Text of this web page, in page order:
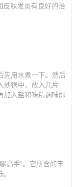
皮肤发炎有良好的治
先用水煮一下。然后
砂锅中，放入几片
加入盐和味精调味即
高手”。它所含的丰